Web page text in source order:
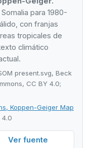
para 1980-
con franjas
tropicales de
climático
present.svg, Beck
CC BY 4.0;
Koppen-Geiger Map
4.0
Ver fuente